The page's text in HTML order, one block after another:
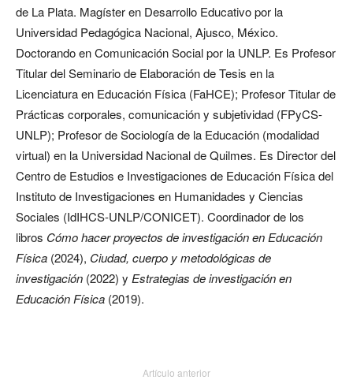
de La Plata. Magíster en Desarrollo Educativo por la
Universidad Pedagógica Nacional, Ajusco, México.
Doctorando en Comunicación Social por la UNLP. Es Profesor
Titular del Seminario de Elaboración de Tesis en la
Licenciatura en Educación Física (FaHCE); Profesor Titular de
Prácticas corporales, comunicación y subjetividad (FPyCS-
UNLP); Profesor de Sociología de la Educación (modalidad
virtual) en la Universidad Nacional de Quilmes. Es Director del
Centro de Estudios e Investigaciones de Educación Física del
Instituto de Investigaciones en Humanidades y Ciencias
Sociales (IdIHCS-UNLP/CONICET). Coordinador de los
libros Cómo hacer proyectos de investigación en Educación
Física (2024), Ciudad, cuerpo y metodológicas de
investigación (2022) y Estrategias de investigación en
Educación Física (2019).
Artículo anterior